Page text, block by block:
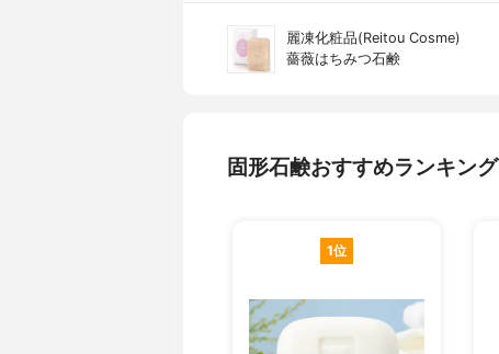
麗凍化粧品(Reitou Cosme)
薔薇はちみつ石鹸
固形石鹸おすすめランキング
1位